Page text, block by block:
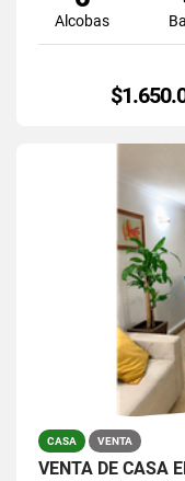
Alcobas
CASA VENTA